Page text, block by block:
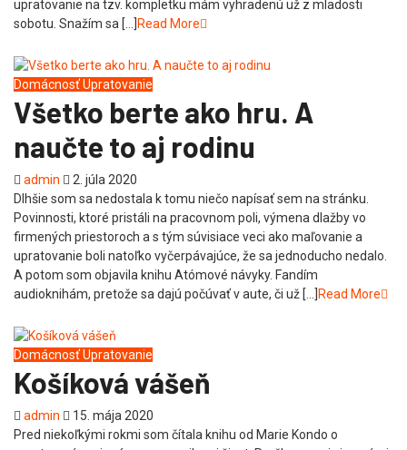
upratovanie na tzv. kompletku mám vyhradenú už z mladosti
sobotu. Snažím sa […]
Read More
DomácnosťUpratovanie
Všetko berte ako hru. A
naučte to aj rodinu
admin
2. júla 2020
Dlhšie som sa nedostala k tomu niečo napísať sem na stránku.
Povinnosti, ktoré pristáli na pracovnom poli, výmena dlažby vo
firmených priestoroch a s tým súvisiace veci ako maľovanie a
upratovanie boli natoľko vyčerpávajúce, že sa jednoducho nedalo.
A potom som objavila knihu Atómové návyky. Fandím
audioknihám, pretože sa dajú počúvať v aute, či už […]
Read More
DomácnosťUpratovanie
Košíková vášeň
admin
15. mája 2020
Pred niekoľkými rokmi som čítala knihu od Marie Kondo o